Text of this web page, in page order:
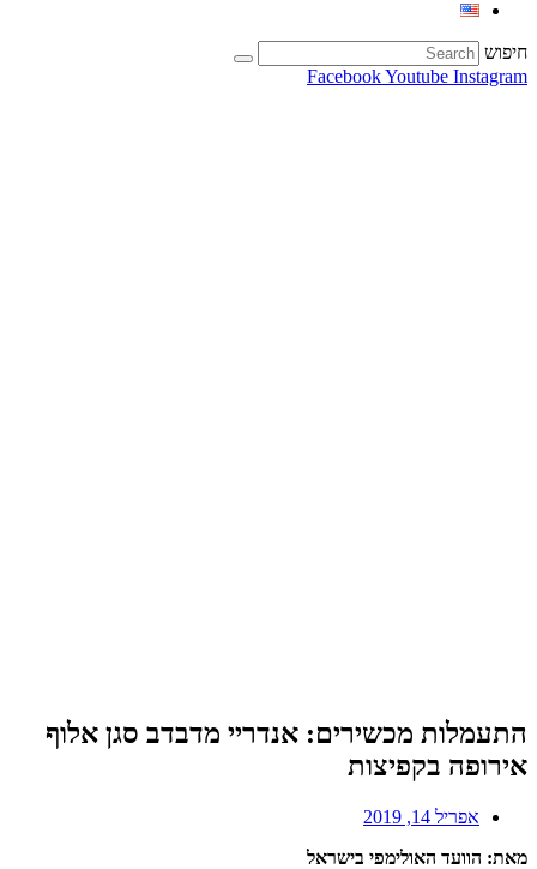
חיפוש
FacebookYoutube Instagram
התעמלות מכשירים: אנדריי מדבדב סגן אלוף
אירופה בקפיצות
אפריל 14, 2019
מאת: הוועד האולימפי בישראל